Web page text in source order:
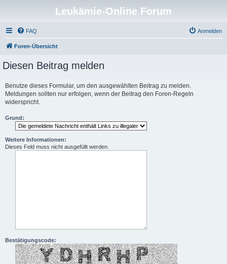
Leukämie-Online Forum
FAQ Anmelden
Foren-Übersicht
Diesen Beitrag melden
Benutze dieses Formular, um den ausgewählten Beitrag zu melden.
Meldungen sollten nur erfolgen, wenn der Beitrag den Foren-Regeln
widerspricht.
Grund:
Weitere Informationen:
Dieses Feld muss nicht ausgefüllt werden.
Bestätigungscode: